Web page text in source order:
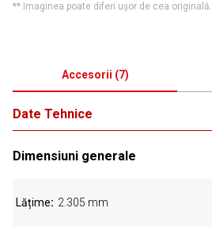
** Imaginea poate diferi ușor de cea originală.
Accesorii (7)
Date Tehnice
Dimensiuni generale
Lățime 2.305 mm